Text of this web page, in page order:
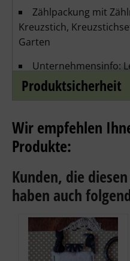
Zählpackung mit
Kreuzstich,
Garten
Unternehmensinfo:
Hersteller Luca-S, der
Auswahl an
erfahrene Sticker an.
Themen Blumen,
ausgefallene
Motive.
Produktsicherheit
Wir empfehlen
Produkte:
Kunden, die
haben auch